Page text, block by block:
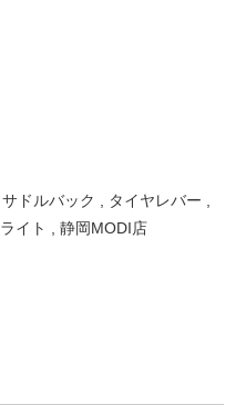
サドルバック タイヤレバー
ライト 静岡MODI店